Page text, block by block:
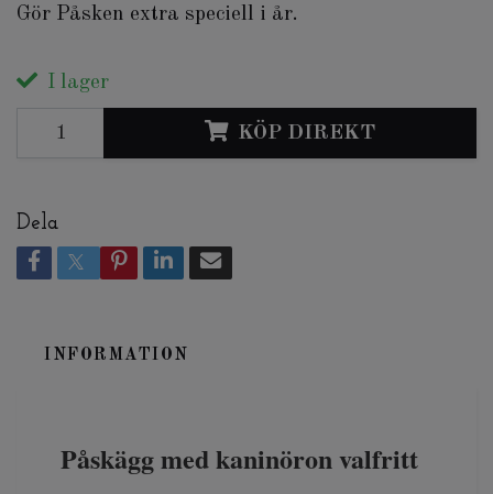
Gör Påsken extra speciell i år.
I lager
KÖP DIREKT
Dela
INFORMATION
Påskägg med kaninöron valfritt